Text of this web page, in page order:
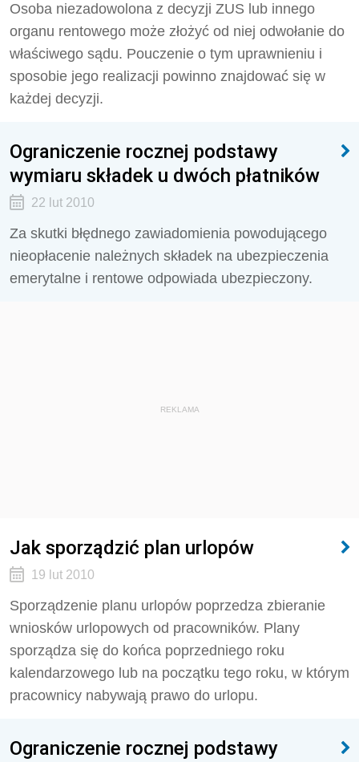
Osoba niezadowolona z decyzji ZUS lub innego
organu rentowego może złożyć od niej odwołanie do
właściwego sądu. Pouczenie o tym uprawnieniu i
sposobie jego realizacji powinno znajdować się w
każdej decyzji.
Ograniczenie rocznej podstawy
wymiaru składek u dwóch płatników
22 lut 2010
Za skutki błędnego zawiadomienia powodującego
nieopłacenie należnych składek na ubezpieczenia
emerytalne i rentowe odpowiada ubezpieczony.
REKLAMA
Jak sporządzić plan urlopów
19 lut 2010
Sporządzenie planu urlopów poprzedza zbieranie
wniosków urlopowych od pracowników. Plany
sporządza się do końca poprzedniego roku
kalendarzowego lub na początku tego roku, w którym
pracownicy nabywają prawo do urlopu.
Ograniczenie rocznej podstawy